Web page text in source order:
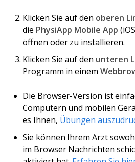
Klicken Sie auf den oberen
die PhysiApp Mobile App
öffnen oder zu installieren.
Klicken Sie auf den unteren
Programm in einem
Die Browser-Version ist
Computern und mobilen
es Ihnen, Übungen
Sie können Ihrem Arzt
im Browser Nachrichten